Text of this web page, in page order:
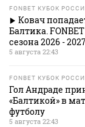
FONBET КУБОК
Ковач
Балтика.
сезона 2026 -
5 августа 22:43
FONBET КУБОК
Гол Андраде
«Балтикой» в
футболу
5 августа 22:43